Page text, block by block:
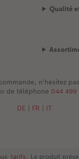
Qualité
n'hésitez
de téléphone 044 499
DE | FR | IT
tarifs. Le produit